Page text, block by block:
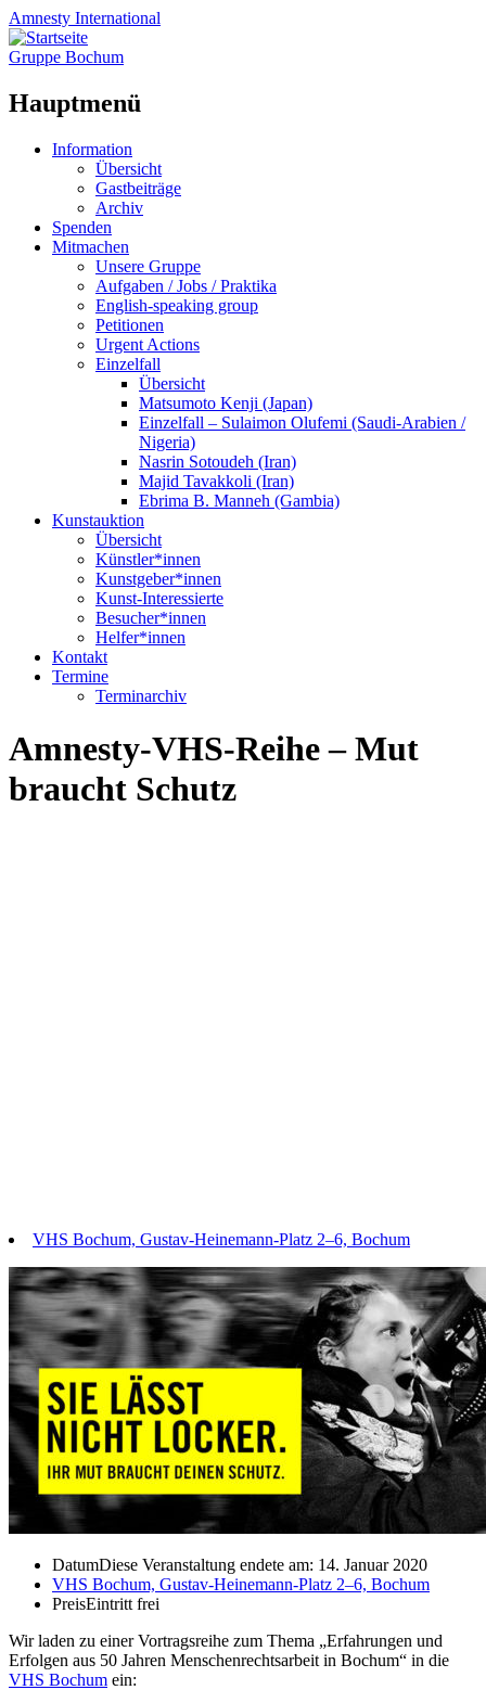
Amnesty International
Gruppe Bochum
Hauptmenü
Zum
Information
Übersicht
Gastbeiträge
Archiv
Spenden
Mitmachen
Unsere Gruppe
Aufgaben / Jobs / Praktika
English-speaking group
Petitionen
Urgent Actions
Einzelfall
Übersicht
Matsumoto Kenji (Japan)
Einzelfall – Sulaimon Olufemi (Saudi-Arabien /
Nigeria)
Nasrin Sotoudeh (Iran)
Majid Tavakkoli (Iran)
Ebrima B. Manneh (Gambia)
Kunstauktion
Übersicht
Künstler*innen
Kunstgeber*innen
Kunst-Interessierte
Besucher*innen
Helfer*innen
Kontakt
Termine
Terminarchiv
Amnesty-VHS-Reihe – Mut
braucht Schutz
VHS Bochum, Gustav-Heinemann-Platz 2–6, Bochum
DatumDiese Veranstaltung endete am: 14. Januar 2020
VHS Bochum, Gustav-Heinemann-Platz 2–6, Bochum
PreisEintritt frei
Wir laden zu einer Vortragsreihe zum Thema „Erfahrungen und
Erfolgen aus 50 Jahren Menschenrechtsarbeit in Bochum“ in die
VHS Bochum ein: